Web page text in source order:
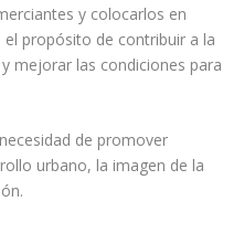
y colocarlos en
propósito de contribuir a la
mejorar las condiciones para
de promover
urbano, la imagen de la